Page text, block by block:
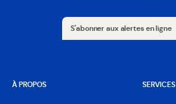
S'abonner aux alertes en ligne
À PROPOS SERVICES